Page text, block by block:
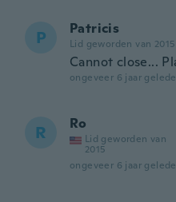
P Patricis
Lid geworden van 2015
Cannot close...
ongeveer 6 jaar
R Ro
Lid geworden van
2015
ongeveer 6 jaar